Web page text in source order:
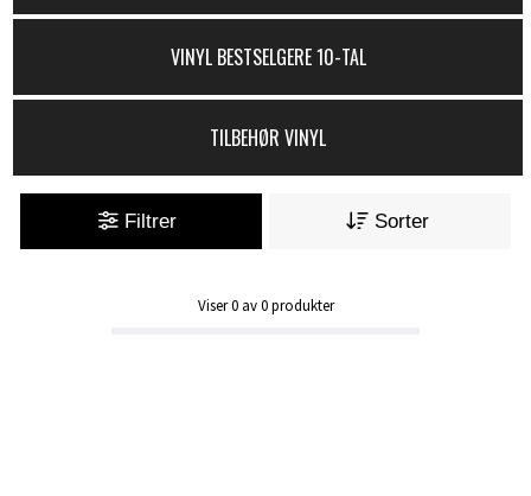
VINYL BESTSELGERE 10-TAL
TILBEHØR VINYL
Filtrer Sorter
Viser0av0produkter